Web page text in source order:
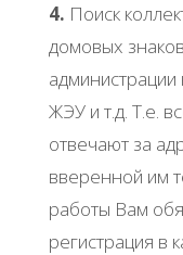
4. Поиск
домовых
ЖЭУ и т.д. Т.е.
отвечают за
вверенной им
работы Вам
регистрация в